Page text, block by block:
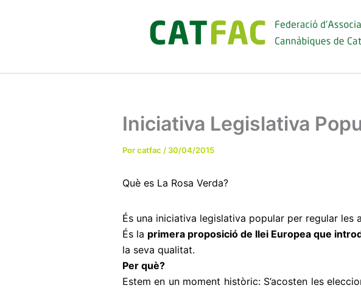
Iniciativa Legislativa
Porcatfac / 30/04/2015
Què es La Rosa Verda?
És una iniciativa legislativa popular per regular les
És la primera proposició de llei Europea que
la seva qualitat.
Per què?
Estem en un moment històric: S’acosten les